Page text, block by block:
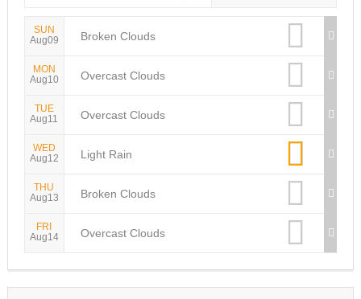
SUN
Aug09
Broken Clouds
MON
Aug10
Overcast Clouds
TUE
Aug11
Overcast Clouds
WED
Aug12
Light Rain
THU
Aug13
Broken Clouds
FRI
Aug14
Overcast Clouds